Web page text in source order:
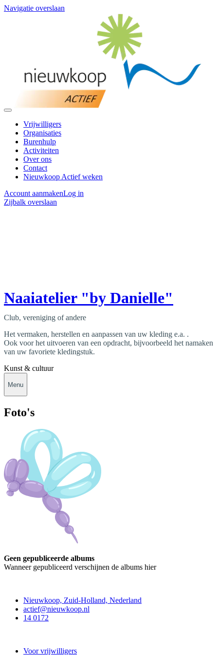
Navigatie overslaan
Vrijwilligers
Organisaties
Burenhulp
Activiteiten
Over ons
Contact
Nieuwkoop Actief weken
Account aanmakenLog in
Zijbalk overslaan
Naaiatelier "by Danielle"
Club, vereniging of andere
Het vermaken, herstellen en aanpassen van uw kleding e.a. .
Ook voor het uitvoeren van een opdracht, bijvoorbeeld het namaken
van uw favoriete kledingstuk.
Kunst & cultuur
Menu
Foto's
Geen gepubliceerde albums
Wanneer gepubliceerd verschijnen de albums hier
Nieuwkoop, Zuid-Holland, Nederland
actief@nieuwkoop.nl
14 0172
Voor vrijwilligers